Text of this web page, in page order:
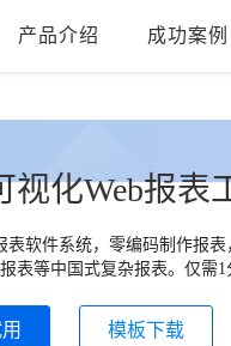
产品介绍 成功案例
视化Web报表
表软件系统，零编码制作报
表等中国式复杂报表。仅需1
模板下载